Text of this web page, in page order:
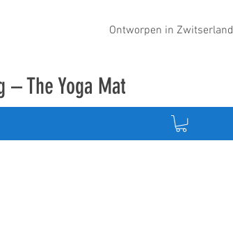
Ontworpen in Zwitserland
The Yoga Mat